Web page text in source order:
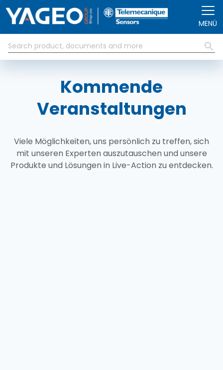
MENÜ
Kommende
Veranstaltungen
Viele Möglichkeiten, uns persönlich zu treffen, sich
mit unseren Experten auszutauschen und unsere
Produkte und Lösungen in Live-Action zu entdecken.